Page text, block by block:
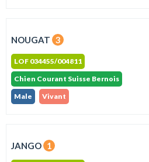
NOUGAT 3
LOF 034455/004811
Chien Courant Suisse Bernois
Male
Vivant
JANGO 1